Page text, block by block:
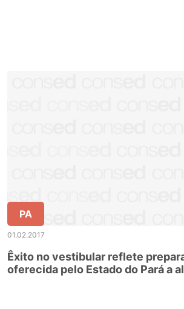
PA
01.02.2017
Êxito no vestibular reflete
oferecida pelo Estado do Pará a alunos